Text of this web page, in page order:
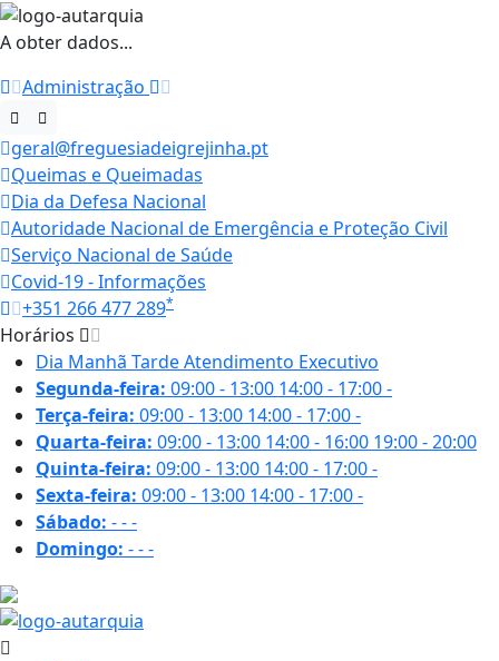
A obter dados...
Administração
geral@freguesiadeigrejinha.pt
Queimas e Queimadas
Dia da Defesa Nacional
Autoridade Nacional de Emergência e Proteção Civil
Serviço Nacional de Saúde
Covid-19 - Informações
+351 266 477 289*
Horários
Dia Manhã TardeAtendimento Executivo
Segunda-feira: 09:00 - 13:00 14:00 - 17:00-
Terça-feira: 09:00 - 13:00 14:00 - 17:00-
Quarta-feira: 09:00 - 13:00 14:00 - 16:00 19:00 - 20:00
Quinta-feira: 09:00 - 13:00 14:00 - 17:00-
Sexta-feira: 09:00 - 13:00 14:00 - 17:00-
Sábado: ---
Domingo: ---